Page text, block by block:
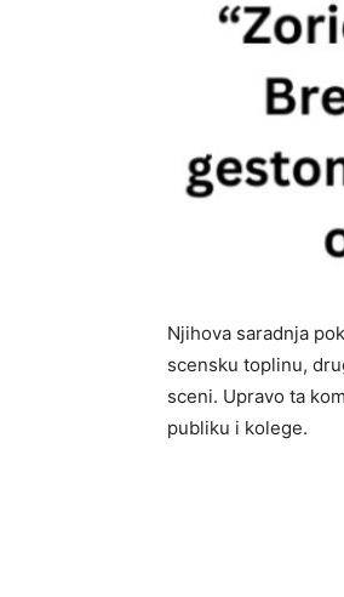
Njihova saradnja
scensku toplinu,
sceni. Upravo ta
publiku i kolege.